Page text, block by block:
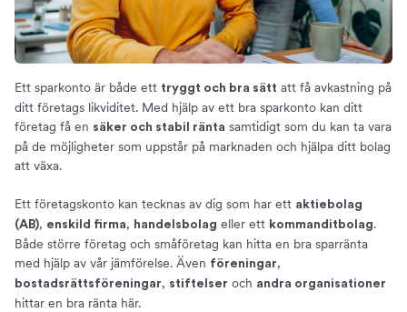
Ett sparkonto är både ett tryggt och bra sätt att få avkastning på
ditt företags likviditet. Med hjälp av ett bra sparkonto kan ditt
företag få en säker och stabil ränta samtidigt som du kan ta vara
på de möjligheter som uppstår på marknaden och hjälpa ditt bolag
att växa.
Ett företagskonto kan tecknas av dig som har ett aktiebolag
(AB), enskild firma, handelsbolag eller ett kommanditbolag.
Både större företag och småföretag kan hitta en bra sparränta
med hjälp av vår jämförelse. Även föreningar,
bostadsrättsföreningar, stiftelser och andra organisationer
hittar en bra ränta här.